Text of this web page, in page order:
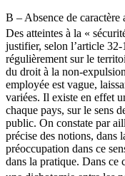
B – Absence de
Des atteintes à la «
justifier, selon l’article
régulièrement sur le
du droit à la non-
employée est vague,
variées. Il existe en effet
chaque pays, sur le sens
public. On constate par
précise des notions, dans
préoccupation dans ce
dans la pratique. Dans ce